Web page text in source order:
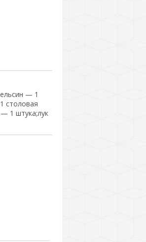
— 1
столовая
1 штука;лук